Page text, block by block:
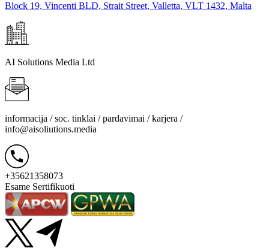
Block 19, Vincenti BLD, Strait Street, Valletta, VLT 1432, Malta
AI Solutions Media Ltd
informacija / soc. tinklai / pardavimai / karjera /
info@aisoliutions.media
+35621358073
Esame Sertifikuoti